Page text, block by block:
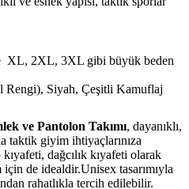
XL, 2XL, 3XL gibi büyük beden
Rengi), Siyah, Çeşitli Kamuflaj
ve Pantolon Takımı, dayanıklı,
taktik giyim ihtiyaçlarınıza
dağcılık kıyafeti olarak
de idealdir.Unisex tasarımıyla
rahatlıkla tercih edilebilir.